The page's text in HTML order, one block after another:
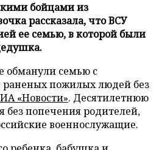
бойцами из
рассказала, что ВСУ
ее семью, в которой были
обманули семью с
раненых пожилых людей без
«Новости». Десятилетнюю
без попечения родителей,
военнослужащие.